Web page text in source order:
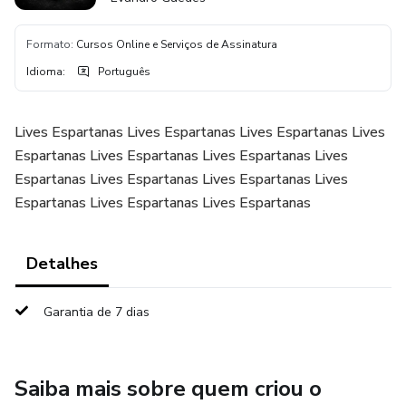
Formato: Cursos Online e Serviços de Assinatura
Idioma: Português
Lives Espartanas Lives Espartanas Lives Espartanas Lives
Espartanas Lives Espartanas Lives Espartanas Lives
Espartanas Lives Espartanas Lives Espartanas Lives
Espartanas Lives Espartanas Lives Espartanas
Detalhes
Garantia de 7 dias
Saiba mais sobre quem criou o